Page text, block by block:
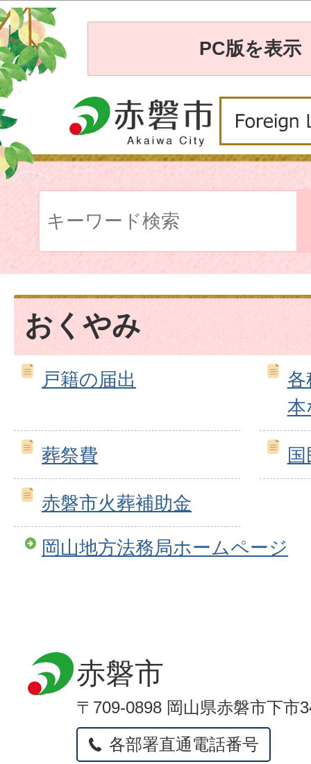
PC版を表示
おくやみ
戸籍の届出
各
本
葬祭費
赤磐市火葬補助金
岡山地方法務局ホームページ
赤磐市
〒709-0898 岡山県赤磐市下市
各部署直通電話番号